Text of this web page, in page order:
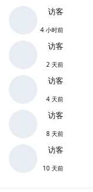
访客
4 小时前
访客
2 天前
访客
4 天前
访客
8 天前
访客
10 天前